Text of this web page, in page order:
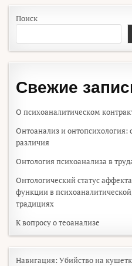
Поиск
Свежие
О психоаналитическом
Онтоанализ и
различия
Онтология психоанализа в
Онтологический статус
функции в
традициях
К вопросу о теоанализе
Навигация:Убийство на